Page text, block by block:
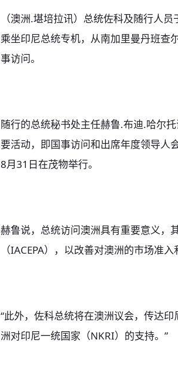
（澳洲.堪培拉讯）总统佐科及随行人
乘坐印尼总统专机，从南加里曼丹班查
事访问。
随行的总统秘书处主任赫鲁.布迪.哈尔
要活动，即国事访问和出席年度领导人
8月31日在茂物举行。
赫鲁说，总统访问澳洲具有重要意义，
（IACEPA），以改善对澳洲的市场准
“此外，佐科总统将在澳洲议会，传达
洲对印尼一统国家（NKRI）的支持。”